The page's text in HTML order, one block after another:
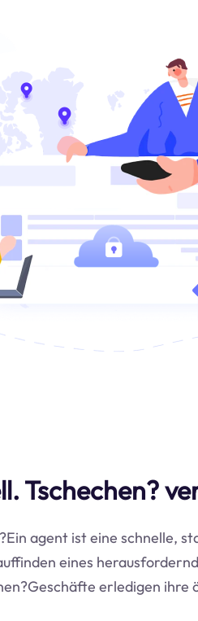
Tschechen?
agent ist eine schnelle,
eines
erledigen